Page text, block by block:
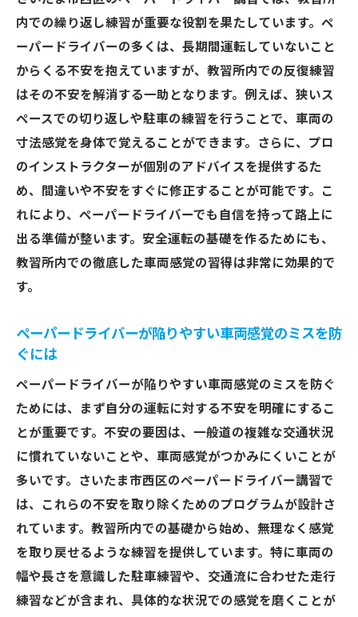
内での繰り返し練習が重要な役割を果たしています。ペ
ーパードライバーの多くは、長期間運転していないこと
からくる不安を抱えていますが、教習所内での反復練習
はその不安を解消する一助となります。例えば、狭いス
ペースでの切り返しや駐車の練習を行うことで、車両の
寸法感覚を身体で覚えることができます。さらに、プロ
のインストラクターが個別のアドバイスを提供するた
め、間違いや不安をすぐに修正することが可能です。こ
れにより、ペーパードライバーでも自信を持って路上に
出る準備が整います。安全運転の基礎を作るためにも、
教習所内での徹底した車両感覚の習得は非常に効果的で
す。
ペーパードライバーが陥りやすい車両感覚のミスを防
ぐには
ペーパードライバーが陥りやすい車両感覚のミスを防ぐ
ためには、まず自分の運転に対する不安を明確にするこ
とが重要です。不安の要因は、一般道の複雑な交通状況
に慣れていないことや、車両感覚がつかみにくいことが
多いです。さいたま市西区のペーパードライバー講習で
は、これらの不安を取り除くためのプログラムが設計さ
れています。教習所内での基礎から始め、無理なく感覚
を取り戻せるような練習を提供しています。特に車両の
幅や長さを意識した駐車練習や、交通流に合わせた走行
練習などが含まれ、具体的な状況での感覚を磨くことが